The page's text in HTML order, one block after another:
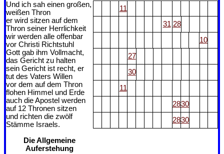
Und ich sah einen großen,
weißen Thron
11
er wird sitzen auf dem
Thron seiner Herrlichkeit
31 28
wir werden alle offenbar
vor Christi Richtstuhl
10
Gott gab ihm Vollmacht,
das Gericht zu halten
27
sein Gericht ist recht, er
tut des Vaters Willen
30
vor dem auf dem Thron
flohen Himmel und Erde
11
auch die Apostel werden
auf 12 Thronen sitzen
2830
und richten die zwölf
Stämme Israels.
2830
Die Allgemeine
Auferstehung